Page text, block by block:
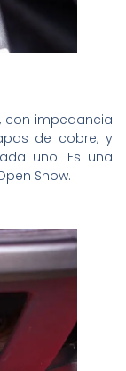
con impedancia
de cobre, y
uno. Es una
Show.